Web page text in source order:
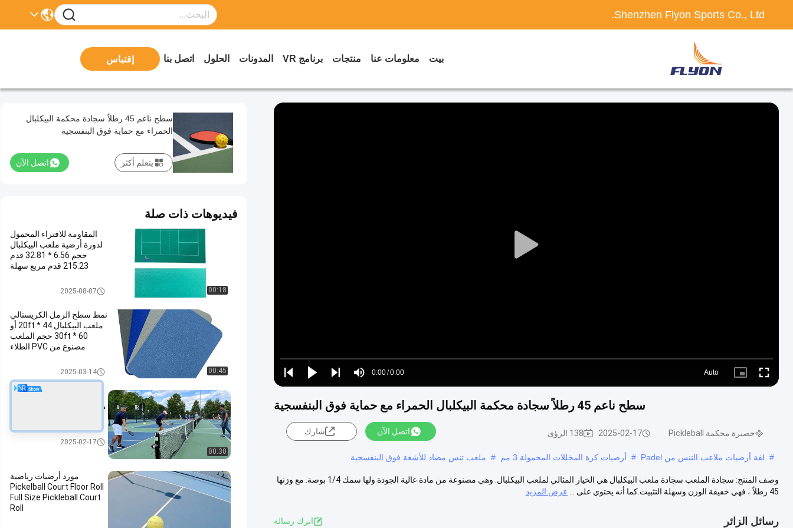
Shenzhen Flyon Sports Co., Ltd.
بيت معلومات عنا منتجات برنامج VR المدونات الحلول اتصل بنا إقتباس
Play
Play
Play
Play
Mute
Time
0:00/0:00
Loaded:
0%
Auto
Picture- Fullscreen
سطح ناعم 45 رطلاً سجادة محكمة البيكلبال الحمراء مع حماية فوق البنفسجية
حصيرة محكمة Pickleball 2025-02-17 138 الرؤى اتصل الآن شارك
# لفة أرضيات ملاعب التنس من Padel # أرضيات كرة المخللات المحمولة 3 مم # ملعب تنس مضاد للأشعة فوق البنفسجية
وصف المنتج: سجادة الملعب سجادة ملعب البيكلبال هي الخيار المثالي لملعب البيكلبال. وهي مصنوعة من مادة عالية الجودة ولها سمك 1/4 بوصة. مع وزنها
45 رطلاً ، فهي خفيفة الوزن وسهلة التثبيت.كما أنه يحتوي على ...
عرض المزيد
رسائل الزائر اترك رسالة
سطح ناعم 45 رطلاً سجادة محكمة البيكلبال
الحمراء مع حماية فوق البنفسجية
اتصل الآن يتعلم أكثر
فيديوهات ذات صلة
00:18
المقاومة للافتراء المحمول
لدورة أرضية ملعب البيكلبال
حجم 6.56 * 32.81 قدم
215.23 قدم مربع سهلة
حصيرة محكمة Pickleball
2025-08-07
00:45
نمط سطح الرمل الكريستالي
ملعب البيكلبال 44 * 20ft أو
60 * 30ft حجم الملعب
مصنوع من PVC الطلاء
حصيرة محكمة Pickleball
2025-03-14
00:30
ملم من الدرجة الأولى لأداء لا
حصيرة محكمة Pickleball
2025-02-17
مورد أرضيات رياضية
Pickelball Court Floor Roll
Full Size Pickleball Court
Roll